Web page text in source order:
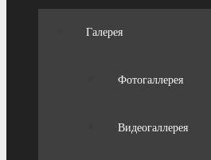
Галерея
Фотогаллерея
Видеогаллерея